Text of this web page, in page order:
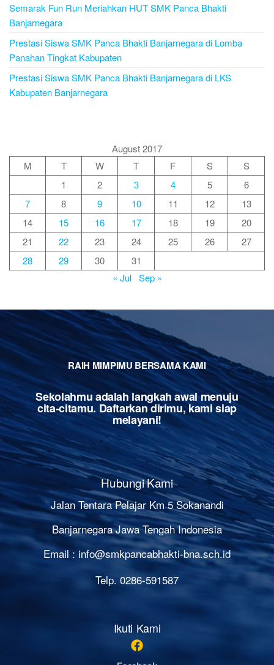
Semarak Fun Run Meriahkan HUT SMK Panca Bhakti
Banjarnegara
Prestasi Siswa SMK Panca Bhakti Banjarnegara di Lomba
Panahan Tingkat Kabupaten
Prestasi Siswa SMK Panca Bhakti Banjarnegara di LKS
Kabupaten Banjarnegara
August 2017
M
T W T F S
S
1
2 3 4 5
6
7
8 9 10 11 12
13
14
15 16 17 18 19
20
21
22 23 24 25 26
27
28
29 30
31
« Jul Sep »
RAIH MIMPIMU BERSAMA KAMI
Sekolahmu adalah langkah awal menuju
cita-citamu. Daftarkan dirimu, kami siap
melayani!
Hubungi Kami
Jalan Tentara Pelajar Km 5 Sokanandi
Banjarnegara Jawa Tengah Indonesia
Email : info@smkpancabhakti-bna.sch.id
Telp. 0286-591587
Ikuti Kami